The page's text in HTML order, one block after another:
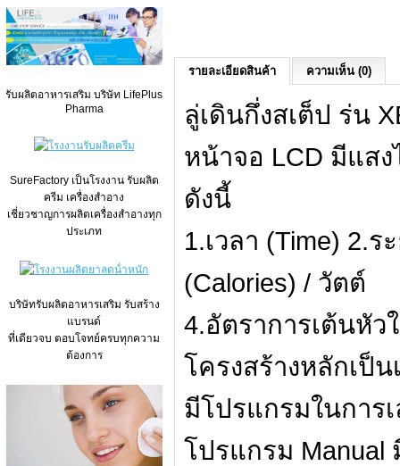
รับผลิตอาหารเสริม บริษัท LifePlus
Pharma
SureFactory เป็นโรงงาน รับผลิต
ครีม เครื่องสำอาง
เชี่ยวชาญการผลิตเครื่องสำอางทุก
ประเภท
บริษัทรับผลิตอาหารเสริม รับสร้าง
แบรนด์
ที่เดียวจบ ตอบโจทย์ครบทุกความ
ต้องการ
รายละเอียดสินค้า ความเห็น (0)
ลู่เดินกึ่งสเต็ป ร่น
หน้าจอ LCD มีแส
ดังนี้
1.เวลา (Time) 2.
(Calories) / วัตต์
4.อัตราการเต้นหัว
โครงสร้างหลักเป็
มีโปรแกรมในการ
โปรแกรม Manual